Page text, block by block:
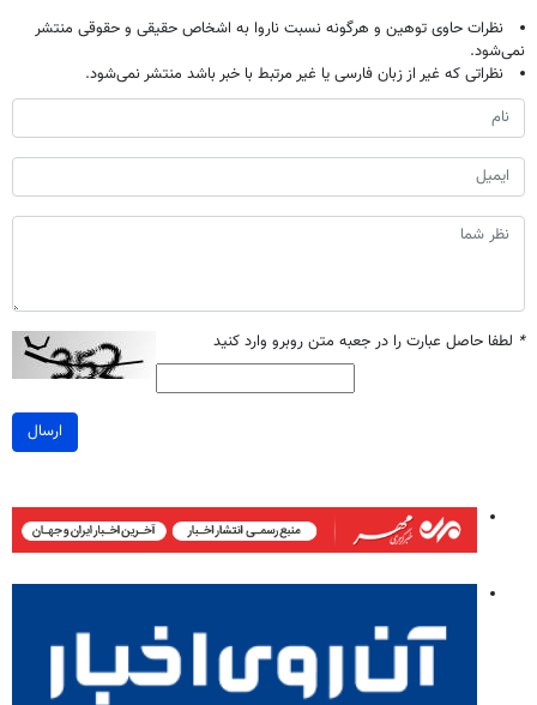
نظرات حاوی توهین و هرگونه نسبت ناروا به اشخاص حقیقی و حقوقی منتشر
نمی‌شود.
نظراتی که غیر از زبان فارسی یا غیر مرتبط با خبر باشد منتشر نمی‌شود.
* لطفا حاصل عبارت را در جعبه متن روبرو وارد کنید
ارسال